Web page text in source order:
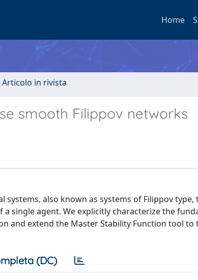
Home
Articolo in rivista
smooth Filippov networks
also known as systems of Filippov type,
single agent. We explicitly characterize the
and extend the Master Stability Function tool to
(DC)